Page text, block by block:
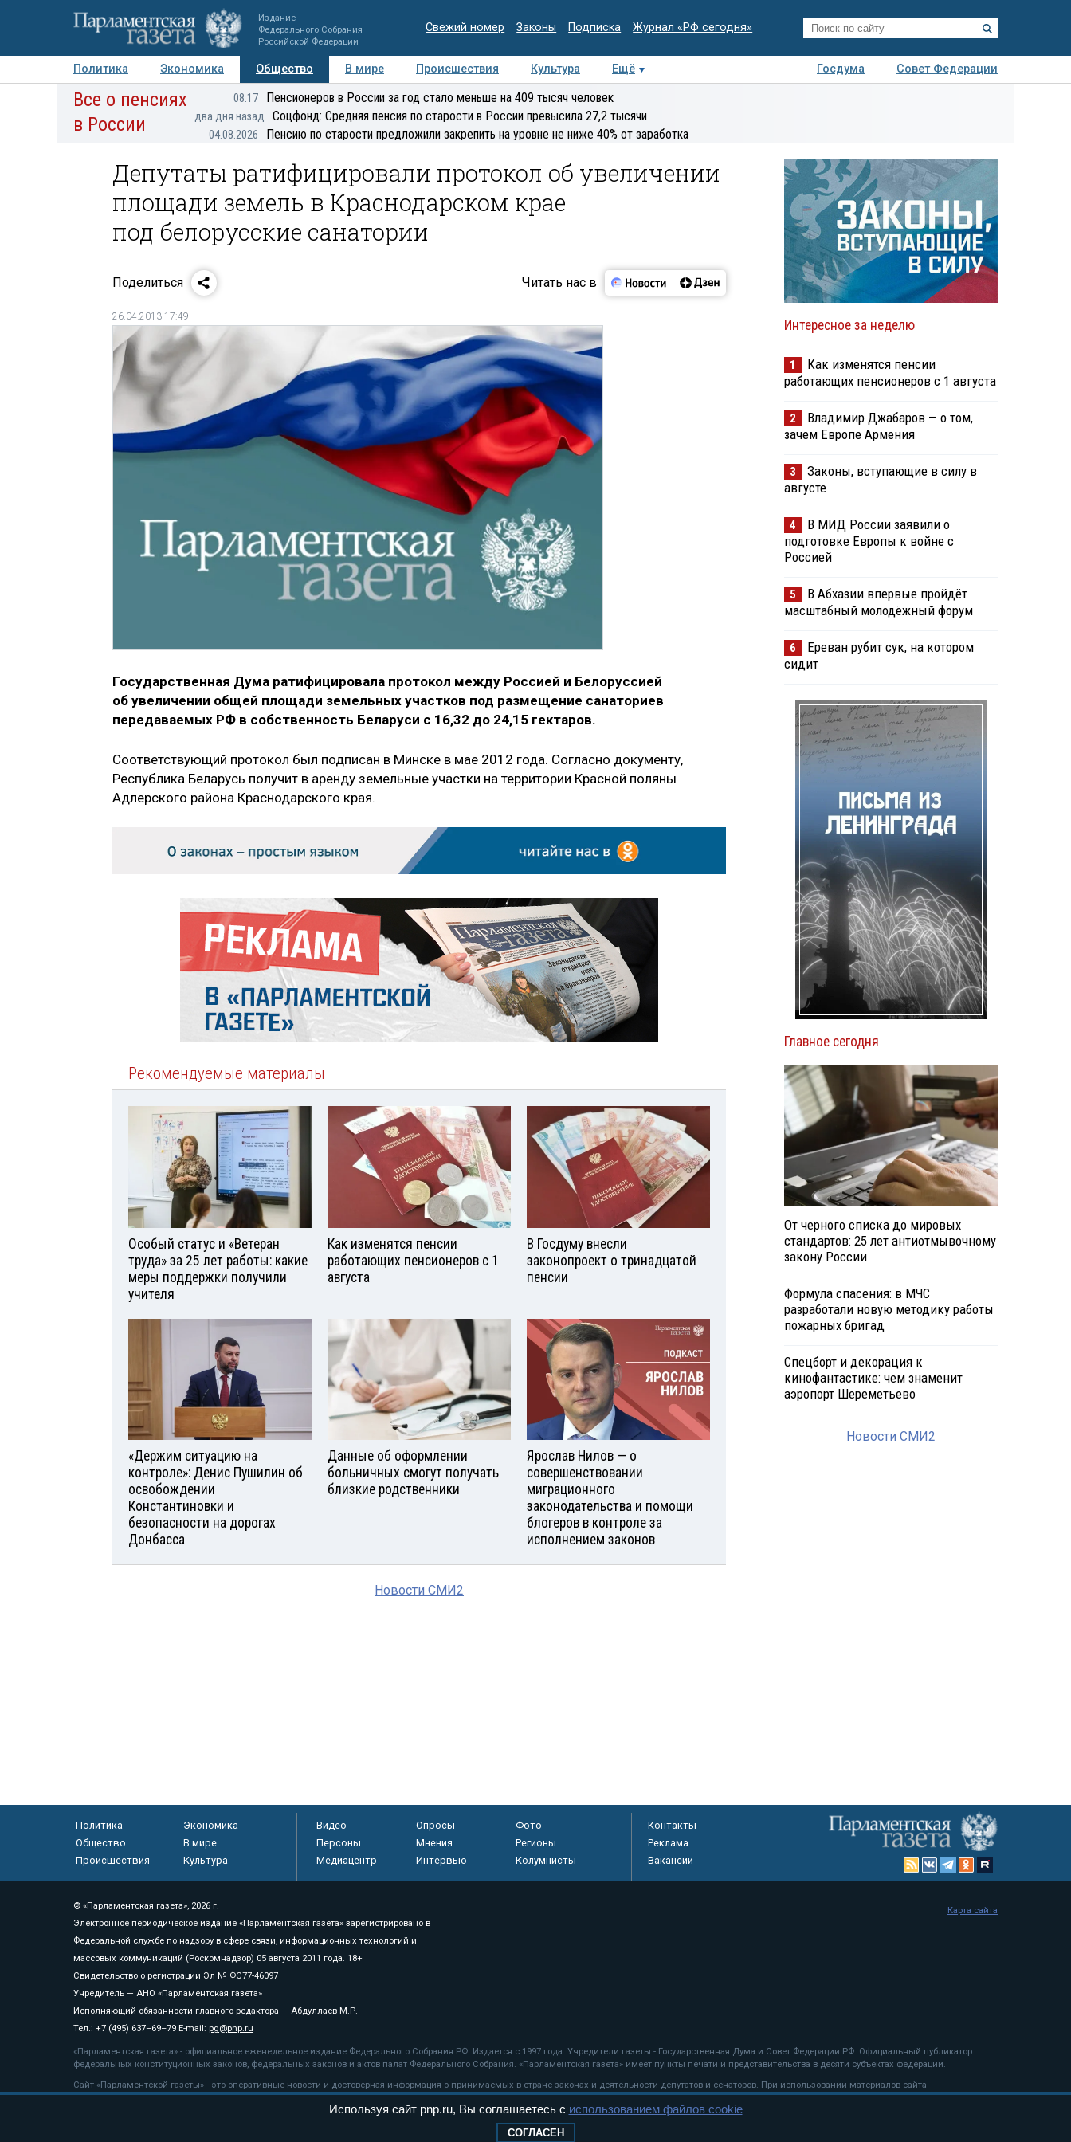
Издание
Федерального Собрания
Российской Федерации
Свежий номер Законы Подписка Журнал «РФ сегодня»
Политика Экономика Общество В мире Происшествия Культура Ещё Госдума
Совет Федерации
Авторы Персоны Мнения Регионы Медиацентр Интервью Колумнисты
Все о пенсиях
в России
08:17 Пенсионеров в России за год стало меньше на 409 тысяч человек
два дня назад Соцфонд: Средняя пенсия по старости в России превысила 27,2 тысячи
04.08.2026 Пенсию по старости предложили закрепить на уровне не ниже 40% от заработка
Депутаты ратифицировали протокол об увеличении
площади земель в Краснодарском крае
под белорусские санатории
Поделиться Читать нас в
26.04.2013 17:49
Государственная Дума ратифицировала протокол между Россией и Белоруссией
об увеличении общей площади земельных участков под размещение санаториев
передаваемых РФ в собственность Беларуси с 16,32 до 24,15 гектаров.
Соответствующий протокол был подписан в Минске в мае 2012 года. Согласно документу,
Республика Беларусь получит в аренду земельные участки на территории Красной поляны
Адлерского района Краснодарского края.
Рекомендуемые материалы
Особый статус и «Ветеран
труда» за 25 лет работы: какие
меры поддержки получили
учителя
Как изменятся пенсии
работающих пенсионеров с 1
августа
В Госдуму внесли
законопроект о тринадцатой
пенсии
«Держим ситуацию на
контроле»: Денис Пушилин об
освобождении
Константиновки и
безопасности на дорогах
Донбасса
Данные об оформлении
больничных смогут получать
близкие родственники
Ярослав Нилов — о
совершенствовании
миграционного
законодательства и помощи
блогеров в контроле за
исполнением законов
Новости СМИ2
Интересное за неделю
1
Как изменятся пенсии
работающих пенсионеров с 1 августа
2
Владимир Джабаров — о том,
зачем Европе Армения
3
Законы, вступающие в силу в
августе
4
В МИД России заявили о
подготовке Европы к войне с
Россией
5
В Абхазии впервые пройдёт
масштабный молодёжный форум
6
Ереван рубит сук, на котором
сидит
Главное сегодня
От черного списка до мировых
стандартов: 25 лет антиотмывочному
закону России
Формула спасения: в МЧС
разработали новую методику работы
пожарных бригад
Спецборт и декорация к
кинофантастике: чем знаменит
аэропорт Шереметьево
Новости СМИ2
Политика
Экономика
Общество
В мире
Происшествия
Культура
Видео Опросы
Фото
Персоны
Мнения
Регионы
Медиацентр
Интервью Колумнисты
Контакты
Реклама
Вакансии
© «Парламентская газета», 2026 г.
Электронное периодическое издание «Парламентская газета» зарегистрировано в
Федеральной службе по надзору в сфере связи, информационных технологий и
массовых коммуникаций (Роскомнадзор) 05 августа 2011 года. 18+
Свидетельство о регистрации Эл № ФС77-46097
Учредитель — АНО «Парламентская газета»
Исполняющий обязанности главного редактора — Абдуллаев М.Р.
Тел.: +7 (495) 637–69–79 E-mail: pg@pnp.ru
«Парламентская газета» - официальное еженедельное издание Федерального Собрания РФ. Издается с 1997 года. Учредители газеты - Государственная Дума и Совет Федерации РФ. Официальный публикатор
федеральных конституционных законов, федеральных законов и актов палат Федерального Собрания. «Парламентская газета» имеет пункты печати и представительства в десяти субъектах федерации.
Сайт «Парламентской газеты» - это оперативные новости и достоверная информация о принимаемых в стране законах и деятельности депутатов и сенаторов. При использовании материалов сайта
«Парламентской газеты» активная ссылка на pnp.ru обязательна.
рекомендательные технологии
Карта сайта
Используя сайт pnp.ru, Вы соглашаетесь с использованием файлов cookie
СОГЛАСЕН